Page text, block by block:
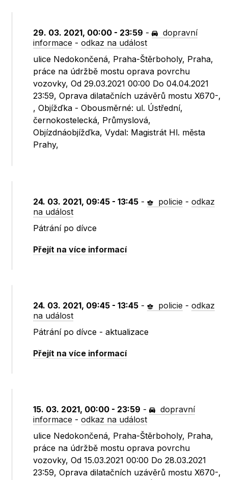
29. 03. 2021, 00:00 - 23:59 -
dopravní
informace -odkaz na událost
ulice Nedokončená, Praha-Štěrboholy, Praha,
práce na údržbě mostu oprava povrchu
vozovky, Od 29.03.2021 00:00 Do 04.04.2021
23:59, Oprava dilatačních uzávěrů mostu X670-,
, Objížďka - Obousměrné: ul. Ústřední,
černokostelecká, Průmyslová,
Objízdnáobjížďka, Vydal: Magistrát Hl. města
Prahy,
24. 03. 2021, 09:45 - 13:45 - policie -odkaz
na událost
Pátrání po dívce
Přejít na více informací
24. 03. 2021, 09:45 - 13:45 - policie -odkaz
na událost
Pátrání po dívce - aktualizace
Přejít na více informací
15. 03. 2021, 00:00 - 23:59 -
dopravní
informace -odkaz na událost
ulice Nedokončená, Praha-Štěrboholy, Praha,
práce na údržbě mostu oprava povrchu
vozovky, Od 15.03.2021 00:00 Do 28.03.2021
23:59, Oprava dilatačních uzávěrů mostu X670-,